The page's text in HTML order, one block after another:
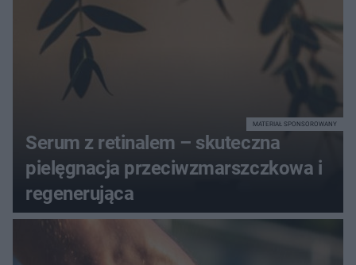
Serum z retinalem – skuteczna
pielęgnacja przeciwzmarszczkowa i
regenerująca
MATERIAŁ SPONSOROWANY